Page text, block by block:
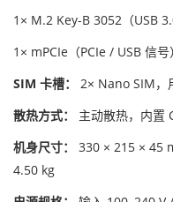
1× M.2 Key-B 3052（USB
1× mPCIe（PCIe / USB 信号）
SIM 卡槽：
2× Nano SIM，
散热方式：
主动散热，内置
机身尺寸：
330 × 215 × 45
4.50 kg